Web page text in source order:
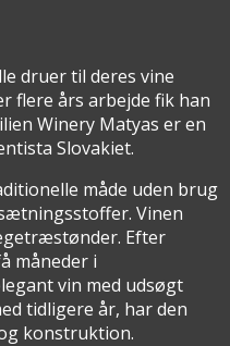
druer til deres vine
flere års arbejde fik han
Winery Matyas er en
Slovakiet.
måde uden brug
Vinen
Efter
måneder i
vin med udsøgt
tidligere år, har den
konstruktion.